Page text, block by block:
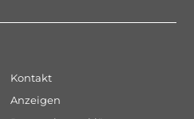
Kontakt
Anzeigen